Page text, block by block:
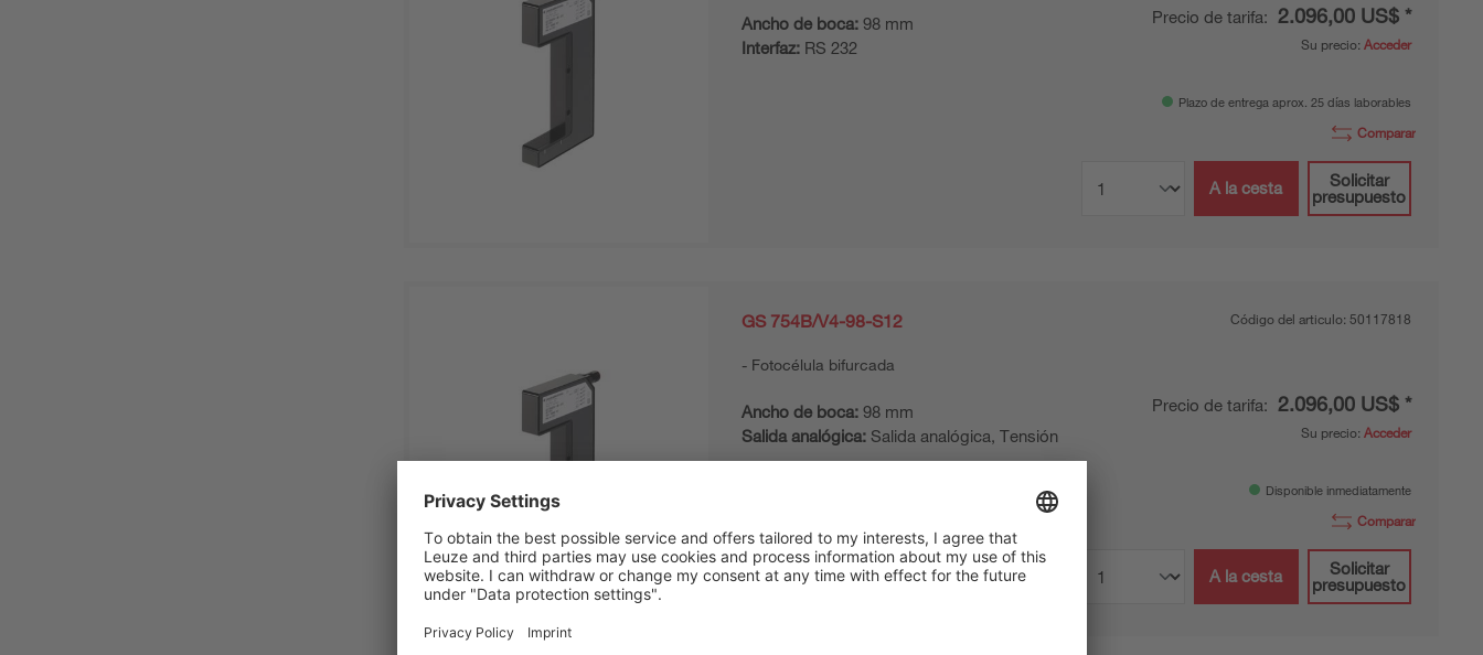
Ancho de boca: 98 mm
Interfaz: RS 232
Precio de tarifa: 2.096,00 US$ *
Su precio: Acceder
Plazo de entrega aprox. 25 días laborables
Comparar
A la cesta
Solicitar
presupuesto
GS 754B/V4-98-S12
Fotocélula bifurcada
Ancho de boca: 98 mm
Salida analógica: Salida analógica, Tensión
Código del articulo: 50117818
Precio de tarifa: 2.096,00 US$ *
Su precio: Acceder
Disponible inmediatamente
Comparar
A la cesta
Solicitar
presupuesto